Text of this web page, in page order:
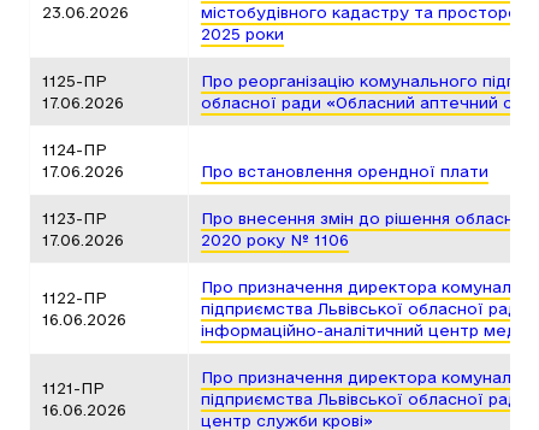
23.06.2026
містобудівного кадастру та
2025 роки
1125-ПР
17.06.2026
Про реорганізацію комунального
обласної ради «Обласний аптечний
1124-ПР
17.06.2026
Про встановлення орендної плати
1123-ПР
17.06.2026
Про внесення змін до рішення обласної
2020 року № 1106
1122-ПР
16.06.2026
Про призначення директора
підприємства Львівської обласної ради
інформаційно-аналітичний центр
1121-ПР
16.06.2026
Про призначення директора
підприємства Львівської обласної ради
центр служби крові»